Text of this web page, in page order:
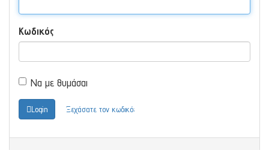
Κωδικός
Να με θυμάσαι
Login Ξεχάσατε τον κωδικό;